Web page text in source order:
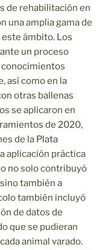
de rehabilitación en
una amplia gama de
ámbito. Los
un proceso
conocimientos
así como en la
otras ballenas
se aplicaron en
de 2020,
de la Plata
aplicación práctica
no solo contribuyó
también a
también incluyó
de datos de
que se pudieran
animal varado.